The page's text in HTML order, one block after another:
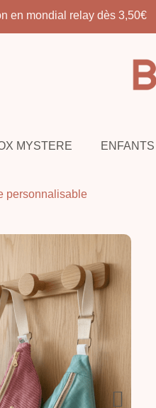
3,50€ 🚚
MYSTERE ENFANTS
personnalisable